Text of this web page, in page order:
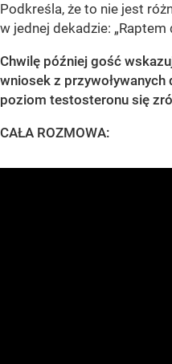
Podkreśla, że to nie jest
w jednej dekadzie: „Raptem
Chwilę później gość
wniosek z przywoływanych
poziom testosteronu się
CAŁA ROZMOWA: